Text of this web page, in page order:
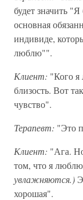
будет значить
основная
индивиде,
люблю"".
Клиент: "Кого я
близость. Вот
чувство".
Терапевт: "Это
Клиент: "Ага.
том, что я люблю
увлажняются.)
хорошая".